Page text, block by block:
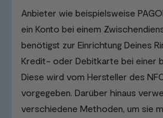
Anbieter wie beispielsweise
ein Konto bei einem
benötigst zur Einrichtung Deines
Kredit- oder Debitkarte bei einer
Diese wird vom Hersteller des
vorgegeben. Darüber hinaus
verschiedene Methoden, um sie